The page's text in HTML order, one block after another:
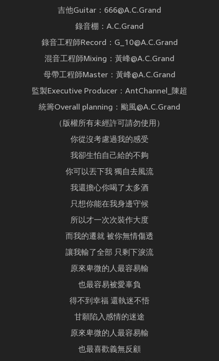
吉他Guitar：666@A.C.Grand
錄音棚：A.C.Grand
錄音工程師Record：G_10@A.C.Grand
混音工程師Mixing：黃峰@A.C.Grand
母帶工程師Master：黃峰@A.C.Grand
監製Executive Producer：AntChannel_陳超
統籌Overall planning：颱風@A.C.Grand
（版權所有未經許可請勿使用）
你從沒考慮過我的感受
我卻生怕自己給的不夠
你可以丟下我 獨自去風流
我還擔心你喝了太多酒
只想你能在我身邊守候
所以才一次次裝作大度
而我的遷就 被你無情傷透
讓我輸了全部 只剩下淚流
原來卑微的人最容易輸
也最容易被愛辜負
得不到幸福 還執迷不悟
甘願陷入感情的迷途
原來卑微的人最容易輸
也最喜歡義無反顧